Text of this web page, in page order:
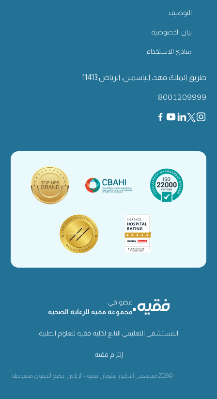
التوظيف
بيان الخصوصية
مبادئ الاستخدام
طريق الملك فهد، الياسمين، الرياض 11413
8001209999
عضو في
مجموعة فقيه للرعاية الصحية
المستشفى التعليمي التابع لكلية فقيه للعلوم الطبية
إلتزام فقيه
©2026 مستشفى الدكتور سليمان فقيه - الرياض. جميع الحقوق محفوظة.